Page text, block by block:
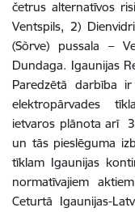
četrus alternatīvos
Ventspils, 2)
(Sõrve) pussala –
Dundaga. Igaunijas
Paredzētā darbība
elektropārvades
ietvaros plānota arī
un tās pieslēguma
tīklam Igaunijas
normatīvajiem
Ceturtā Igaunijas-